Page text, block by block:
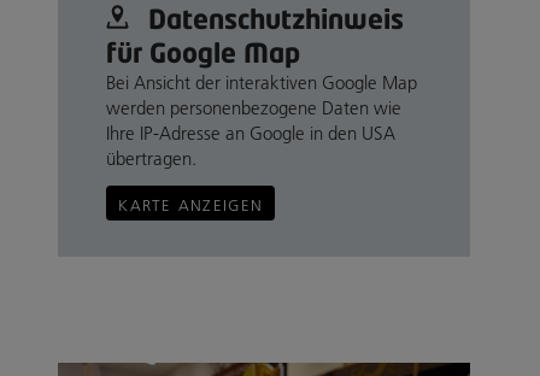
Datenschutz­hinweis
für Google Map
Bei Ansicht der interaktiven Google Map
werden personenbezogene Daten wie
Ihre IP-Adresse an Google in den USA
übertragen.
KARTE ANZEIGEN